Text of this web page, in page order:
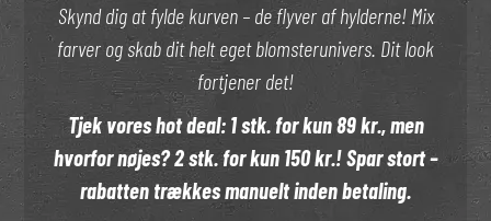
Skynd dig at fylde kurven – de flyver af hylderne! Mix
farver og skab dit helt eget blomsterunivers. Dit look
fortjener det!
Tjek vores hot deal: 1 stk. for kun 89 kr., men
hvorfor nøjes? 2 stk. for kun 150 kr.! Spar stort –
rabatten trækkes manuelt inden betaling.